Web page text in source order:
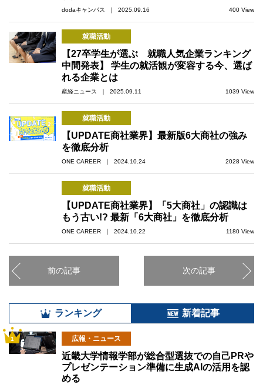
dodaキャンパス ｜ 2025.09.16 400 View
就職活動
【27卒学生が選ぶ 就職人気企業ランキング
中間発表】 学生の就活観が変容する今、選ば
れる企業とは
産経ニュース ｜ 2025.09.11 1039 View
就職活動
【UPDATE商社業界】最新版6大商社の強み
を徹底分析
ONE CAREER ｜ 2024.10.24 2028 View
就職活動
【UPDATE商社業界】「5大商社」の認識は
もう古い!? 最新「6大商社」を徹底分析
ONE CAREER ｜ 2024.10.22 1180 View
前の記事 次の記事
ランキング 新着記事
1 広報・ニュース
近畿大学情報学部が総合型選抜での自己PRや
プレゼンテーション準備に生成AIの活用を認
める